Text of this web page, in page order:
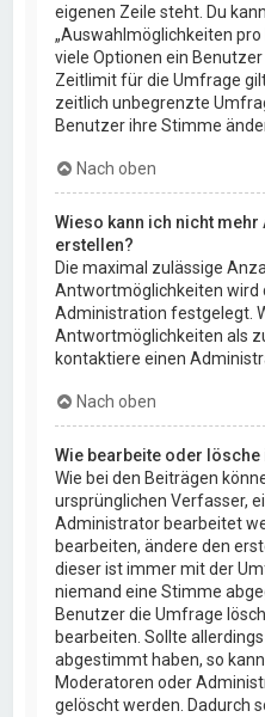
eigenen Zeile steht. Du
„Auswahlmöglichkeiten
viele Optionen ein
Zeitlimit für die Umfrage
zeitlich unbegrenzte
Benutzer ihre Stimme
Nach oben
Wieso kann ich nicht
erstellen?
Die maximal zulässige
Antwortmöglichkeiten wird
Administration festgelegt.
Antwortmöglichkeiten als
kontaktiere einen
Nach oben
Wie bearbeite oder
Wie bei den Beiträgen
ursprünglichen Verfasser,
Administrator bearbeitet
bearbeiten, ändere den
dieser ist immer mit der
niemand eine Stimme
Benutzer die Umfrage
bearbeiten. Sollte
abgestimmt haben, so
Moderatoren oder
gelöscht werden. Dadurch